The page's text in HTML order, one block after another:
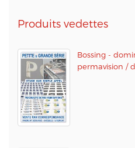
Produits vedettes
Bossing -
permavision /